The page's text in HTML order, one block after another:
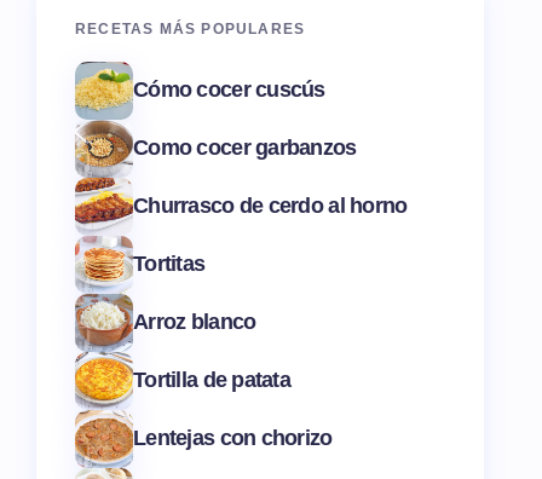
RECETAS MÁS POPULARES
Cómo cocer cuscús
Como cocer garbanzos
Churrasco de cerdo al horno
Tortitas
Arroz blanco
Tortilla de patata
Lentejas con chorizo